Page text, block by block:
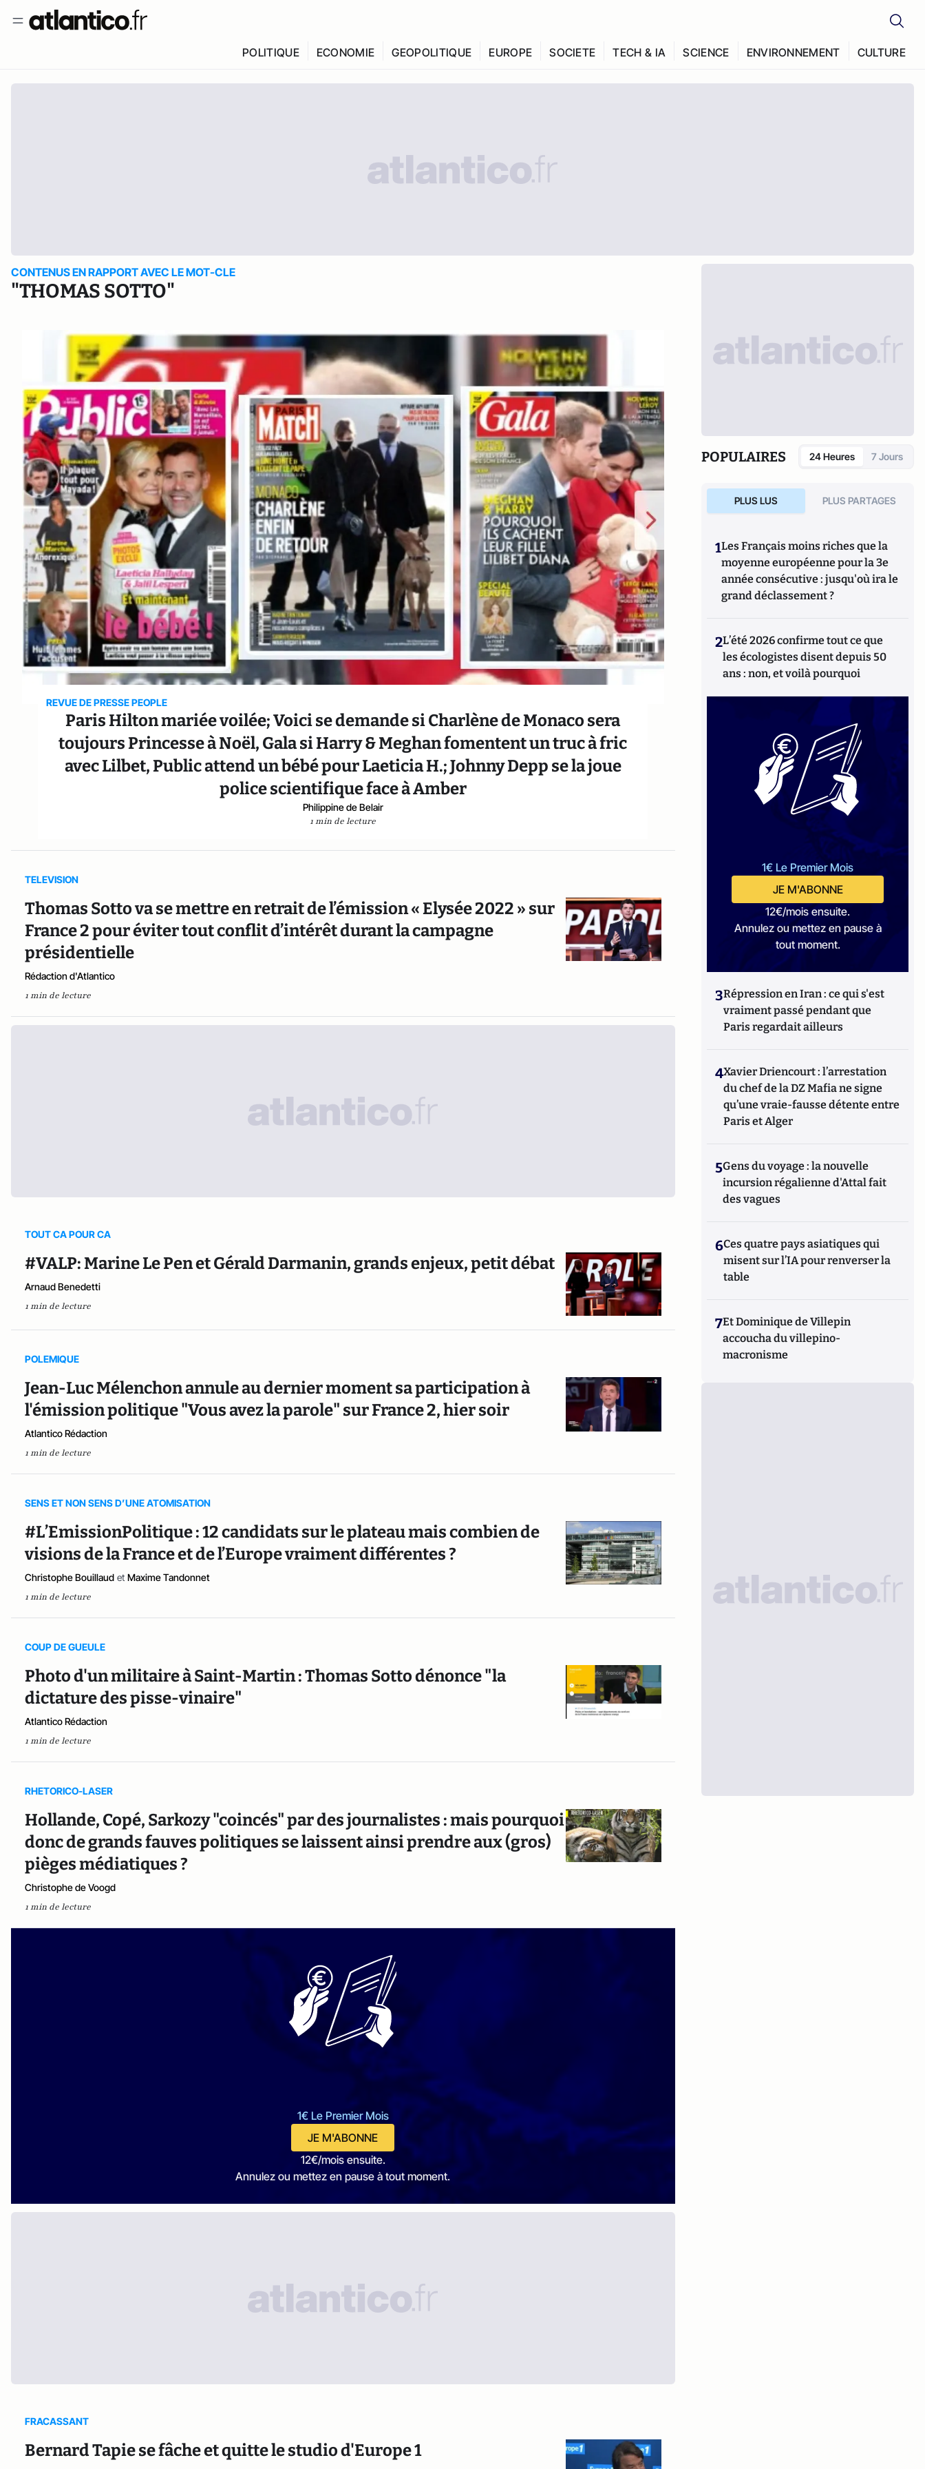
POLITIQUE ECONOMIE GEOPOLITIQUE EUROPE SOCIETE TECH & IA SCIENCE ENVIRONNEMENT CULTURE
CONTENUS EN RAPPORT AVEC LE MOT-CLE
"THOMAS SOTTO"
REVUE DE PRESSE PEOPLE
Paris Hilton mariée voilée; Voici se demande si Charlène de Monaco sera
toujours Princesse à Noël, Gala si Harry & Meghan fomentent un truc à fric
avec Lilbet, Public attend un bébé pour Laeticia H.; Johnny Depp se la joue
police scientifique face à Amber
Philippine de Belair
1 min de lecture
TELEVISION
Thomas Sotto va se mettre en retrait de l’émission « Elysée 2022 » sur
France 2 pour éviter tout conflit d’intérêt durant la campagne
présidentielle
Rédaction d'Atlantico
1 min de lecture
TOUT CA POUR CA
#VALP: Marine Le Pen et Gérald Darmanin, grands enjeux, petit débat
Arnaud Benedetti
1 min de lecture
POLEMIQUE
Jean-Luc Mélenchon annule au dernier moment sa participation à
l'émission politique "Vous avez la parole" sur France 2, hier soir
Atlantico Rédaction
1 min de lecture
SENS ET NON SENS D’UNE ATOMISATION
#L’EmissionPolitique : 12 candidats sur le plateau mais combien de
visions de la France et de l’Europe vraiment différentes ?
Christophe Bouillaud et Maxime Tandonnet
1 min de lecture
COUP DE GUEULE
Photo d'un militaire à Saint-Martin : Thomas Sotto dénonce "la
dictature des pisse-vinaire"
Atlantico Rédaction
1 min de lecture
RHETORICO-LASER
Hollande, Copé, Sarkozy "coincés" par des journalistes : mais pourquoi
donc de grands fauves politiques se laissent ainsi prendre aux (gros)
pièges médiatiques ?
Christophe de Voogd
1 min de lecture
1€ Le Premier Mois
JE M'ABONNE
12€/mois ensuite.
Annulez ou mettez en pause à tout moment.
FRACASSANT
Bernard Tapie se fâche et quitte le studio d'Europe 1
POPULAIRES 24 Heures 7 Jours
PLUS LUS PLUS PARTAGES
1Les Français moins riches que la
moyenne européenne pour la 3e
année consécutive : jusqu'où ira le
grand déclassement ?
2L’été 2026 confirme tout ce que
les écologistes disent depuis 50
ans : non, et voilà pourquoi
1€ Le Premier Mois
JE M'ABONNE
12€/mois ensuite.
Annulez ou mettez en pause à
tout moment.
3Répression en Iran : ce qui s'est
vraiment passé pendant que
Paris regardait ailleurs
4Xavier Driencourt : l’arrestation
du chef de la DZ Mafia ne signe
qu’une vraie-fausse détente entre
Paris et Alger
5Gens du voyage : la nouvelle
incursion régalienne d'Attal fait
des vagues
6Ces quatre pays asiatiques qui
misent sur l’IA pour renverser la
table
7Et Dominique de Villepin
accoucha du villepino-
macronisme